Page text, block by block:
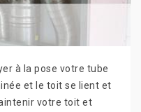
à la pose votre tube
et le toit se lient et
votre toit et